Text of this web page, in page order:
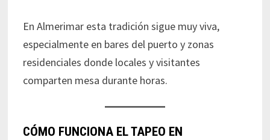
En Almerimar esta tradición sigue muy viva,
especialmente en bares del puerto y zonas
residenciales donde locales y visitantes
comparten mesa durante horas.
CÓMO FUNCIONA EL TAPEO EN